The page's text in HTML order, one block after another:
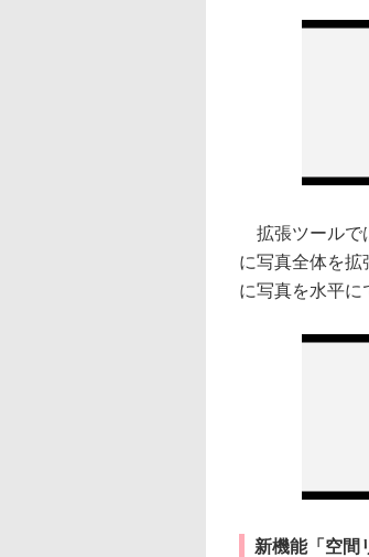
拡張ツールで
に写真全体を
に写真を水平に
新機能「空間